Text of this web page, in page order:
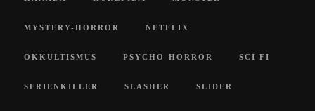
MYSTERY-HORROR NETFLIX
OKKULTISMUS PSYCHO-HORROR SCI FI
SERIENKILLER SLASHER SLIDER